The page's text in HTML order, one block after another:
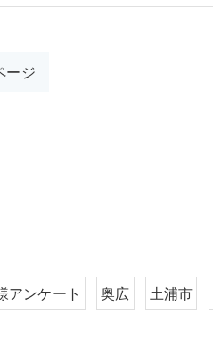
ージ
アンケート 奥広 土浦市